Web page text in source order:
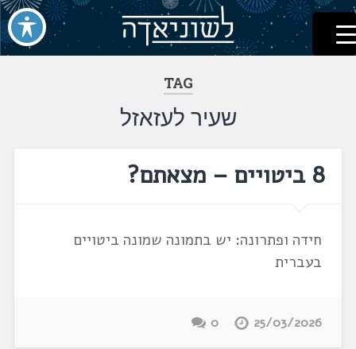
דלג
לתוכן
לשוניאדה
עברית. לשון. שפה
TAG
שעיר לעזאזל
8 ביטויים – מצאתם?
חידה ופתרונה: יש בתמונה שמונה ביטויים
בעברית
25/03/2026
0